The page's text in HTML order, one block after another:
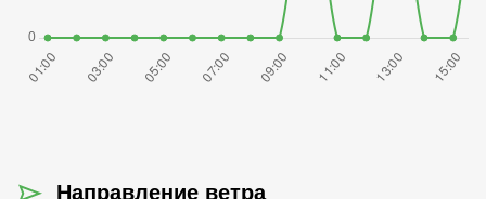
Направление ветра